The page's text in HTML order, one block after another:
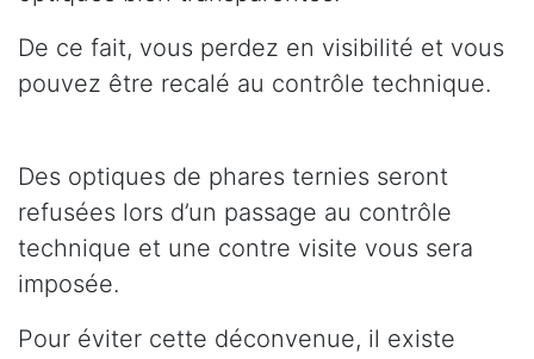
De ce fait, vous perdez en visibilité et vous
pouvez être recalé au contrôle technique.
Des optiques de phares ternies seront
refusées lors d’un passage au contrôle
technique et une contre visite vous sera
imposée.
Pour éviter cette déconvenue, il existe